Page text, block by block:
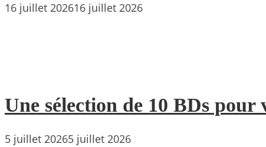
16 juillet 202616 juillet 2026
Une sélection de 10 BDs pour
5 juillet 20265 juillet 2026